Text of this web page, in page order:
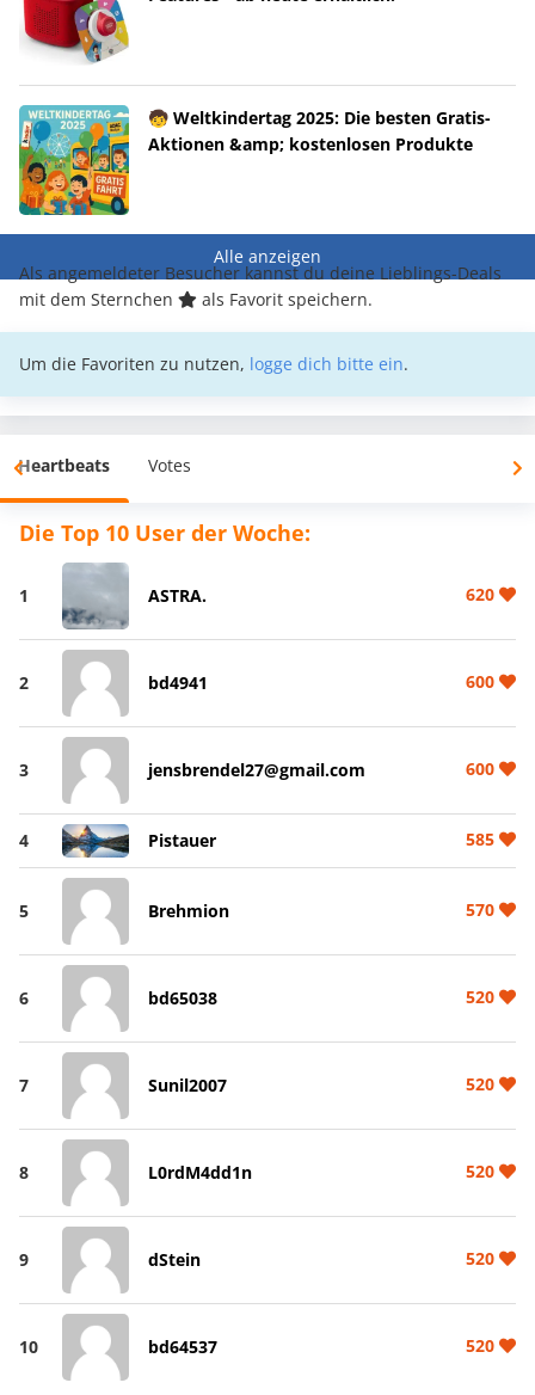
🧒 Weltkindertag 2025: Die besten Gratis-
Aktionen &amp; kostenlosen Produkte
Alle anzeigen
Als angemeldeter Besucher kannst du deine Lieblings-Deals
mit dem Sternchen
als Favorit speichern.
Um die Favoriten zu nutzen, logge dich bitte ein.
Heartbeats Votes
Die Top 10 User der Woche:
1 ASTRA. 620
2 bd4941 600
3 jensbrendel27@gmail.com 600
4 Pistauer 585
5 Brehmion 570
6 bd65038 520
7 Sunil2007 520
8 L0rdM4dd1n 520
9 dStein 520
10 bd64537 520